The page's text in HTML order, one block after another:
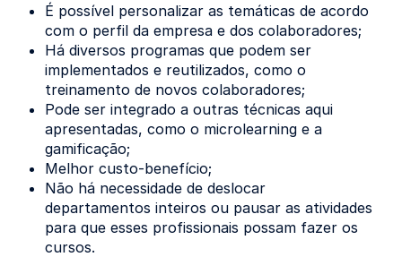
É possível personalizar as temáticas de acordo
com o perfil da empresa e dos colaboradores;
Há diversos programas que podem ser
implementados e reutilizados, como o
treinamento de novos colaboradores;
Pode ser integrado a outras técnicas aqui
apresentadas, como o microlearning e a
gamificação;
Melhor custo-benefício;
Não há necessidade de deslocar
departamentos inteiros ou pausar as atividades
para que esses profissionais possam fazer os
cursos.